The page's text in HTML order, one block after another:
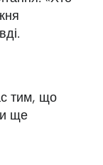
тим, що
ще